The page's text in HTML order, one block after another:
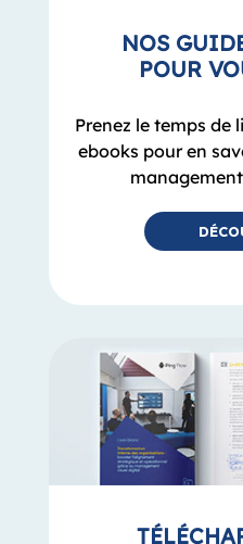
ebooks pour en
LIVRES
de management